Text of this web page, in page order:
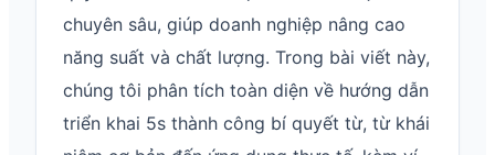
chuyên sâu, giúp doanh nghiệp nâng cao
năng suất và chất lượng. Trong bài viết này,
chúng tôi phân tích toàn diện về hướng dẫn
triển khai 5s thành công bí quyết từ, từ khái